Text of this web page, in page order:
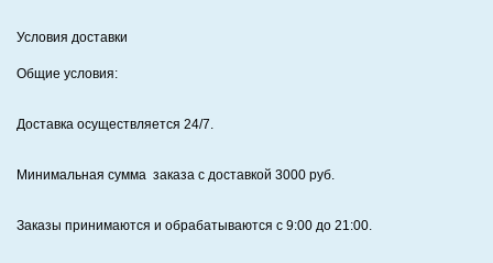
Условия доставки
Общие условия:
Доставка осуществляется 24/7.
Минимальная сумма заказа с доставкой 3000 руб.
Заказы принимаются и обрабатываются с 9:00 до 21:00.